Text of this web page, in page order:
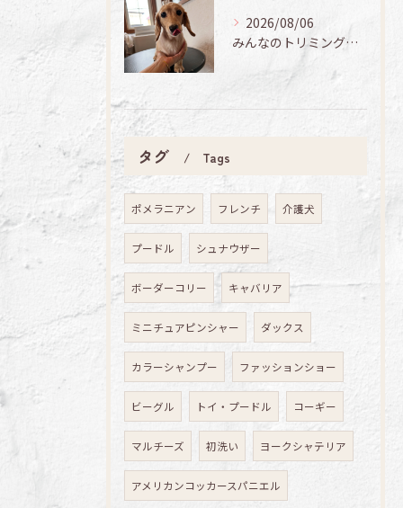
2026/08/06
みんなのトリミング日記🌟
タグ Tags
ポメラニアン フレンチ 介護犬
プードル シュナウザー
ボーダーコリー キャバリア
ミニチュアピンシャー ダックス
カラーシャンプー ファッションショー
ビーグル トイ・プードル コーギー
マルチーズ 初洗い ヨークシャテリア
アメリカンコッカースパニエル